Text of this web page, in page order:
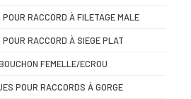
RACCORD À FILETAGE MALE
RACCORD À SIEGE PLAT
FEMELLE/ECROU
POUR RACCORDS À GORGE